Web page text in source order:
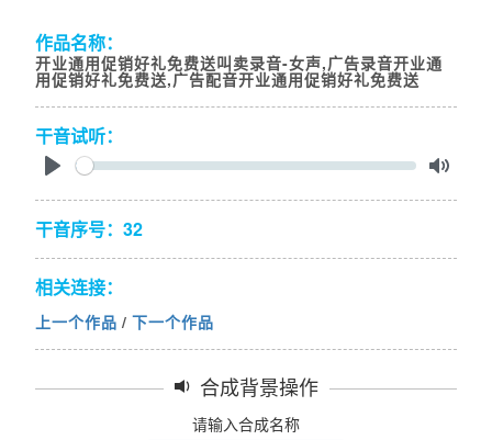
作品名称：
开业通用促销好礼免费送叫卖录音-女声,广告录音开业通
用促销好礼免费送,广告配音开业通用促销好礼免费送
干音试听：
Play
Seek
Mute
干音序号：32
相关连接：
上一个作品 / 下一个作品
合成背景操作
请输入合成名称